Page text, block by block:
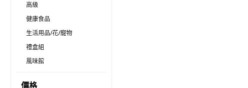
高級
健康食品
生活用品/花/寵物
禮盒組
風味館
價格